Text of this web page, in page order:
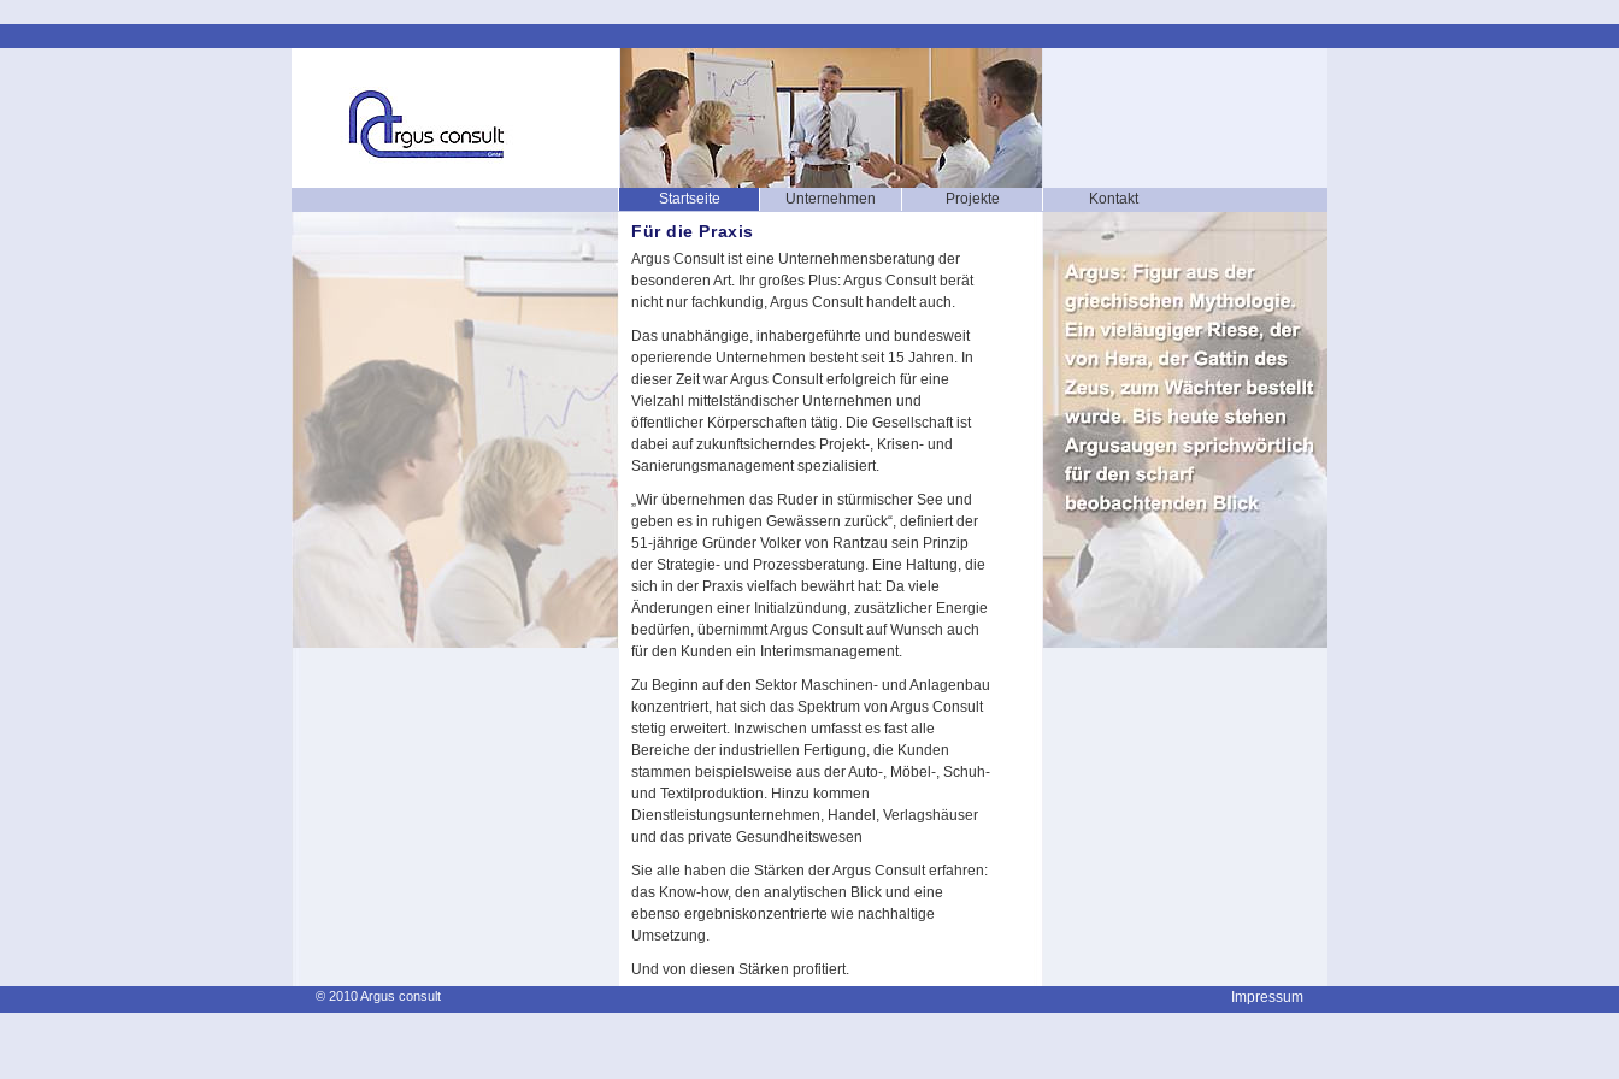
Startseite Unternehmen Projekte Kontakt
Für die Praxis
Argus Consult ist eine Unternehmensberatung der
besonderen Art. Ihr großes Plus: Argus Consult berät
nicht nur fachkundig, Argus Consult handelt auch.
Das unabhängige, inhabergeführte und bundesweit
operierende Unternehmen besteht seit 15 Jahren. In
dieser Zeit war Argus Consult erfolgreich für eine
Vielzahl mittelständischer Unternehmen und
öffentlicher Körperschaften tätig. Die Gesellschaft ist
dabei auf zukunftsicherndes Projekt-, Krisen- und
Sanierungsmanagement spezialisiert.
„Wir übernehmen das Ruder in stürmischer See und
geben es in ruhigen Gewässern zurück“, definiert der
51-jährige Gründer Volker von Rantzau sein Prinzip
der Strategie- und Prozessberatung. Eine Haltung, die
sich in der Praxis vielfach bewährt hat: Da viele
Änderungen einer Initialzündung, zusätzlicher Energie
bedürfen, übernimmt Argus Consult auf Wunsch auch
für den Kunden ein Interimsmanagement.
Zu Beginn auf den Sektor Maschinen- und Anlagenbau
konzentriert, hat sich das Spektrum von Argus Consult
stetig erweitert. Inzwischen umfasst es fast alle
Bereiche der industriellen Fertigung, die Kunden
stammen beispielsweise aus der Auto-, Möbel-, Schuh-
und Textilproduktion. Hinzu kommen
Dienstleistungsunternehmen, Handel, Verlagshäuser
und das private Gesundheitswesen
Sie alle haben die Stärken der Argus Consult erfahren:
das Know-how, den analytischen Blick und eine
ebenso ergebniskonzentrierte wie nachhaltige
Umsetzung.
Und von diesen Stärken profitiert.
© 2010 Argus consult Impressum